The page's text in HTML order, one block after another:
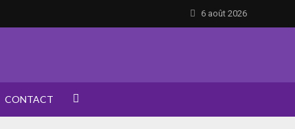
6 août 2026
CONTACT